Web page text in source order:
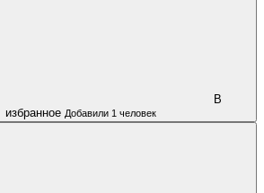
В
избранное Добавили 1 человек